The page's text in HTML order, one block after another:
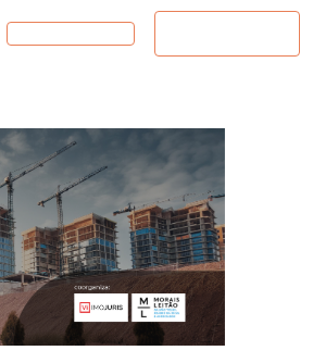
Sustentabilidade
Reabilitação